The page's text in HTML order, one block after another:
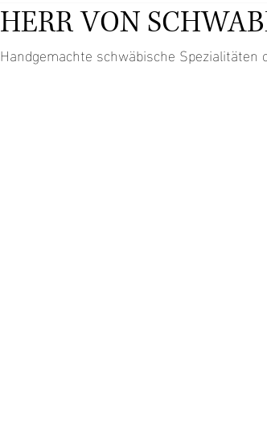
HERR VON
Handgemachte schwäbische Spezialitäten